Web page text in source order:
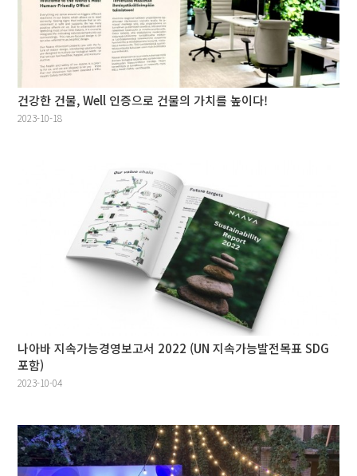
건강한 건물, Well 인증으로 건물의 가치를 높이다!
2023-10-18
나아바 지속가능경영보고서 2022 (UN 지속가능발전목표 SDG
포함)
2023-10-04